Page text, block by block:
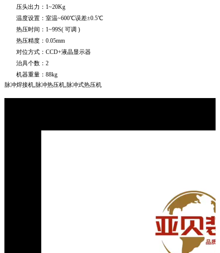
压头出力：1~20Kg
温度设置：室温~600℃误差±0.5℃
热压时间：1~99S( 可调 )
热压精度：0.05mm
对位方式：CCD+液晶显示器
治具个数：2
机器重量：88kg
脉冲焊接机,脉冲热压机,脉冲式热压机